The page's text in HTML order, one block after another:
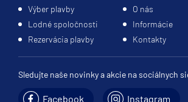
Výber plavby
O nás
Lodné spoločnosti
Informácie
Rezervácia plavby
Kontakty
Sledujte naše novinky a akcie na sociálnych
Facebook Instagram